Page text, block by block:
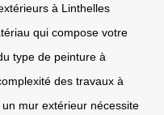
à Linthelles
qui compose votre
type de peinture à
des travaux à
mur extérieur nécessite